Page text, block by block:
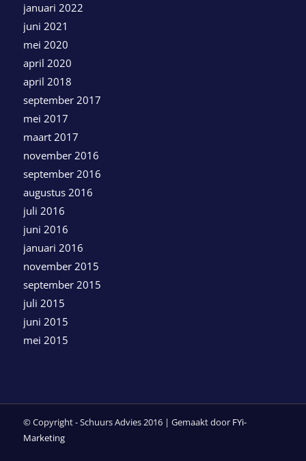
januari 2022
juni 2021
mei 2020
april 2020
april 2018
september 2017
mei 2017
maart 2017
november 2016
september 2016
augustus 2016
juli 2016
juni 2016
januari 2016
november 2015
september 2015
juli 2015
juni 2015
mei 2015
© Copyright - Schuurs Advies 2016 | Gemaakt door FYi-
Marketing